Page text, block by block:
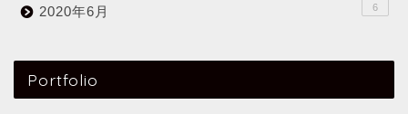
2020年6月 6
Portfolio